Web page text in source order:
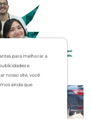
para melhorar a
e
nosso site, você
ainda que